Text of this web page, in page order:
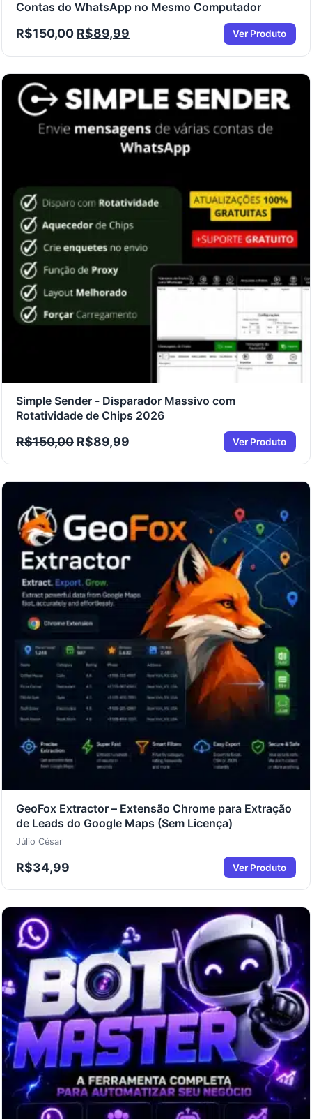
Contas do WhatsApp no Mesmo Computador
R$150,00 R$89,99 Ver Produto
Simple Sender - Disparador Massivo com
Rotatividade de Chips 2026
R$150,00 R$89,99 Ver Produto
GeoFox Extractor – Extensão Chrome para Extração
de Leads do Google Maps (Sem Licença)
Júlio César
R$34,99 Ver Produto